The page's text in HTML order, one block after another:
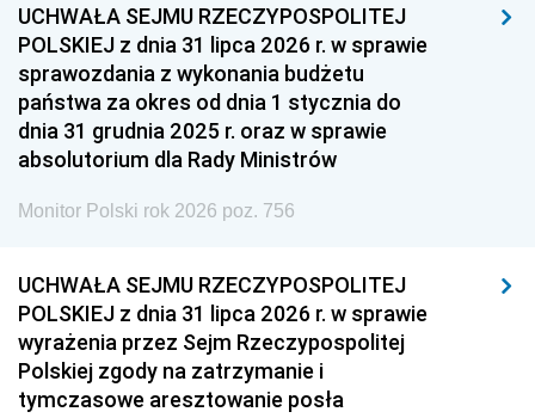
1939 1938 1937
1936 1930
UCHWAŁA SEJMU RZECZYPOSPOLITEJ
POLSKIEJ z dnia 31 lipca 2026 r. w sprawie
sprawozdania z wykonania budżetu
państwa za okres od dnia 1 stycznia do
dnia 31 grudnia 2025 r. oraz w sprawie
absolutorium dla Rady Ministrów
Monitor Polski rok 2026 poz. 756
UCHWAŁA SEJMU RZECZYPOSPOLITEJ
POLSKIEJ z dnia 31 lipca 2026 r. w sprawie
wyrażenia przez Sejm Rzeczypospolitej
Polskiej zgody na zatrzymanie i
tymczasowe aresztowanie posła